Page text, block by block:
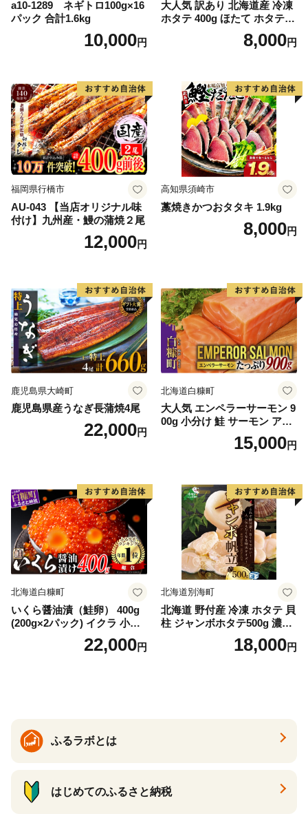
a10-1289 ネギトロ100g×16
パック 合計1.6kg
10,000円
大人気 訳あり 北海道産 冷凍
ホタテ 400g ほたて ホタテ
8,000円
福岡県行橋市
AU-043 【当店オリジナル味
付け】九州産・鰻の蒲焼２尾
12,000円
高知県須崎市
藁焼きかつおタタキ 1.9kg
8,000円
鹿児島県大崎町
鹿児島県産うなぎ長蒲焼4尾
22,000円
北海道白糠町
大人気 エンペラーサーモン 9
00g 小分け 鮭 サーモン アト
ランティックサーモン 水産
庁長官賞 受賞 さけ シャケ し
満足 美味しい 贈答 生食用 刺
身 お刺身 刺し身 魚介類 海鮮
冷凍 厚切り 薄切り ふるさと
納税 ふるさとチョイス チョ
イス 北海道 白糠町
15,000円
北海道白糠町
いくら醤油漬（鮭卵） 400g
(200g×2パック) イクラ 小分
け いくら醤油漬 鮭いくら い
くら醤油漬け 鮭 鮭卵 ikura
22,000円
北海道別海町
北海道 野付産 冷凍 ホタテ 貝
柱 ジャンボホタテ500g 濃厚
な旨味と甘み （ほたて ホタ
テ 帆立 貝柱 ホタテ貝柱 大玉
18,000円
ふるラボとは
はじめてのふるさと納税